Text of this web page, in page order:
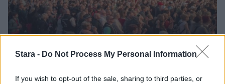
Stara - Do Not Process My Personal Information
If you wish to opt-out of the sale, sharing to third parties, or
Viihdeuutiset
9.7.2019, 6:00